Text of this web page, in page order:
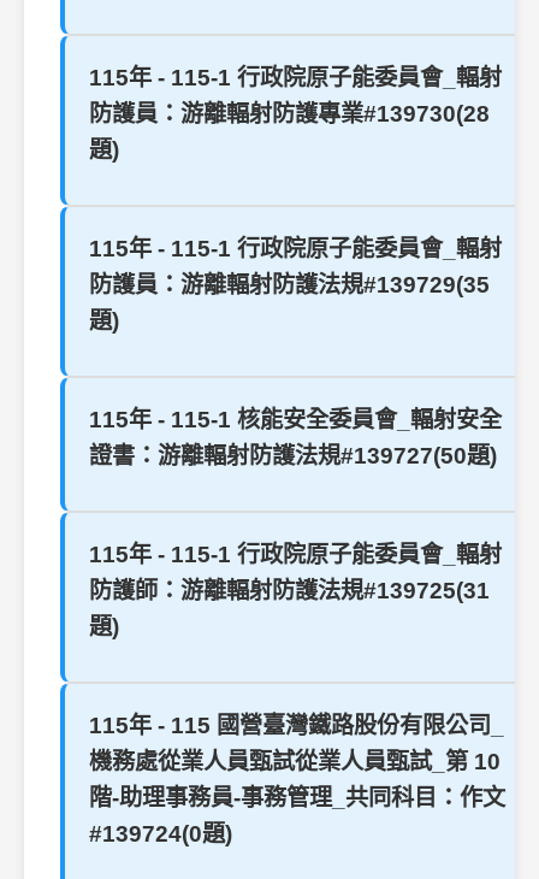
115年 - 115-1 行政院原子能委員會_輻射
防護員：游離輻射防護專業#139730(28
題)
115年 - 115-1 行政院原子能委員會_輻射
防護員：游離輻射防護法規#139729(35
題)
115年 - 115-1 核能安全委員會_輻射安全
證書：游離輻射防護法規#139727(50題)
115年 - 115-1 行政院原子能委員會_輻射
防護師：游離輻射防護法規#139725(31
題)
115年 - 115 國營臺灣鐵路股份有限公司_
機務處從業人員甄試從業人員甄試_第 10
階-助理事務員-事務管理_共同科目：作文
#139724(0題)